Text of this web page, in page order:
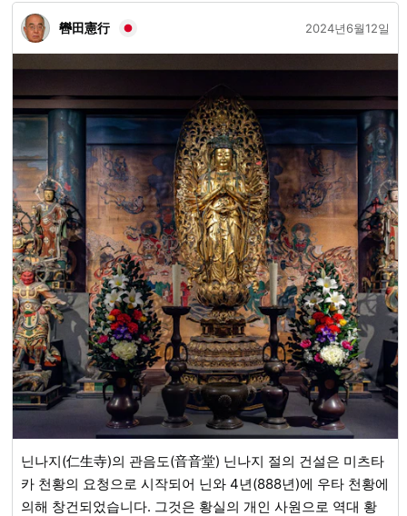
轡田憲行 2024년6월12일
닌나지(仁生寺)의 관음도(音音堂) 닌나지 절의 건설은 미츠타
카 천황의 요청으로 시작되어 닌와 4년(888년)에 우타 천황에
의해 창건되었습니다. 그것은 황실의 개인 사원으로 역대 황